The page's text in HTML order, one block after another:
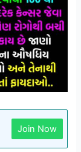
Join Now